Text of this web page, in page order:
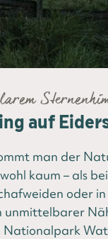
auf
man der
kaum – als
oder
unmittelbarer
Nationalpark